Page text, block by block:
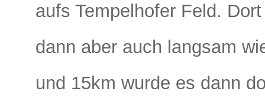
aufs Tempelhofer Feld.
dann aber auch langsam
und 15km wurde es dann